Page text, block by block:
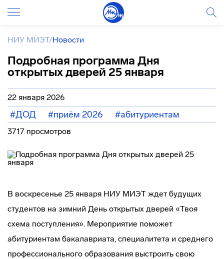
НИУ МИЭТ/Новости
Подробная программа Дня
открытых дверей 25 января
22 января 2026
#ДОД #приём 2026 #абитуриентам
3717 просмотров
В воскресенье 25 января НИУ МИЭТ ждет будущих
студентов на зимний День открытых дверей «Твоя
схема поступления». Мероприятие поможет
абитуриентам бакалавриата, специалитета и среднего
профессионального образования выстроить свою